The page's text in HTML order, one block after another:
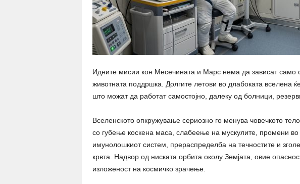
Идните мисии кон Месечината и Марс нема да зависат само
животната поддршка. Долгите летови во длабоката вселена
што можат да работат самостојно, далеку од болници,
Вселенското опкружување сериозно го менува човечкото
со губење коскена маса, слабеење на мускулите, промени
имунолошкиот систем, прераспределба на течностите и
крвта. Надвор од ниската орбита околу Земјата, овие
изложеност на космичко зрачење.